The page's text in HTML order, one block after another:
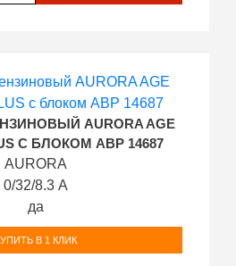
AURORA AGE
С БЛОКОМ АВР 14687
AURORA
0/32/8.3 А
да
В 1 КЛИК